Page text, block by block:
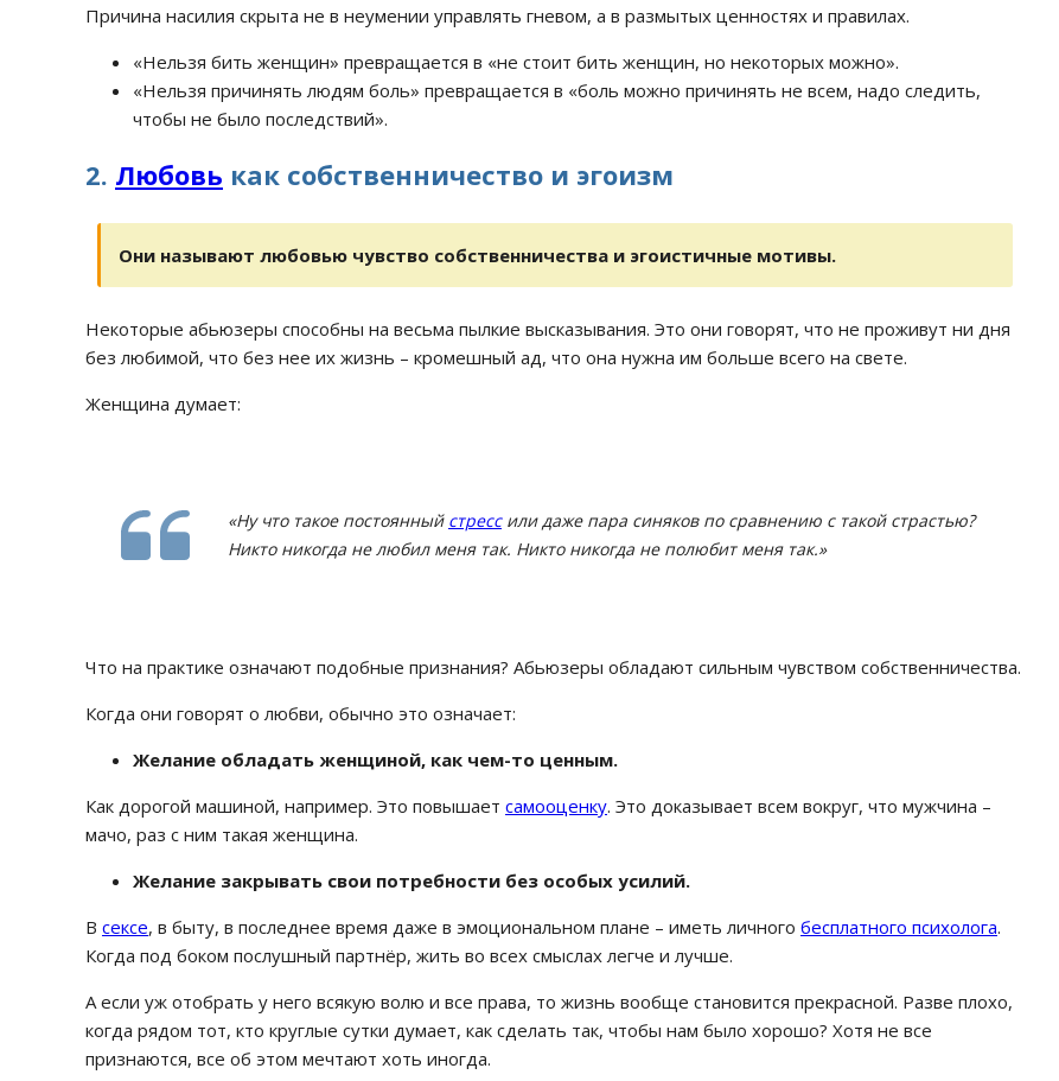
Причина насилия скрыта не в неумении управлять гневом, а в размытых ценностях и правилах.
«Нельзя бить женщин» превращается в «не стоит бить женщин, но некоторых можно».
«Нельзя причинять людям боль» превращается в «боль можно причинять не всем, надо следить,
чтобы не было последствий».
2. Любовь как собственничество и эгоизм
Они называют любовью чувство собственничества и эгоистичные мотивы.
Некоторые абьюзеры способны на весьма пылкие высказывания. Это они говорят, что не проживут ни дня
без любимой, что без нее их жизнь – кромешный ад, что она нужна им больше всего на свете.
Женщина думает:
«Ну что такое постоянный стрессили даже пара синяков по сравнению с такой страстью?
Никто никогда не любил меня так. Никто никогда не полюбит меня так.»
Что на практике означают подобные признания? Абьюзеры обладают сильным чувством собственничества.
Когда они говорят о любви, обычно это означает:
Желание обладать женщиной, как чем-то ценным.
Как дорогой машиной, например. Это повышает самооценку. Это доказывает всем вокруг, что мужчина –
мачо, раз с ним такая женщина.
Желание закрывать свои потребности без особых усилий.
В сексе, в быту, в последнее время даже в эмоциональном плане – иметь личного бесплатного психолога.
Когда под боком послушный партнёр, жить во всех смыслах легче и лучше.
А если уж отобрать у него всякую волю и все права, то жизнь вообще становится прекрасной. Разве плохо,
когда рядом тот, кто круглые сутки думает, как сделать так, чтобы нам было хорошо? Хотя не все
признаются, все об этом мечтают хоть иногда.